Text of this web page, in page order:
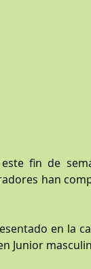
fin de
han
Junior